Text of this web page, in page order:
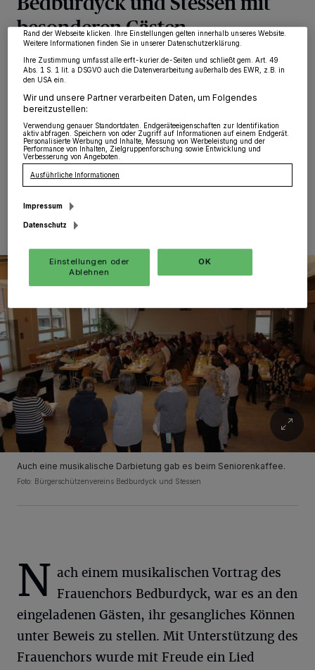
besonderen Gästen
Bedburdyck·Etwas früher als geplant lud der
Bürgerschützenverein Bedburdyck und Stessen alle
Senioren, die vor 1955 geboren wurden, Mitte Februar
zum Seniorenkaffee ein. Trotz ständigen
Regenschauern an diesem Nachmittag kamen einige
zur Veranstaltung.
Auch eine musikalische Darbietung gab es beim Seniorenkaffee.
Foto: Bürgerschützenvereins Bedburdyck und Stessen
N ach einem musikalischen Vortrag des
Frauenchors Bedburdyck, war es an den
eingeladenen Gästen, ihr gesangliches Können
unter Beweis zu stellen. Mit Unterstützung des
Frauenchors wurde mit Freude ein Lied
möglicherweise nicht mehr so relevant für Sie. Sie können dieses Menü jederzeit
wieder aufrufen, um Ihre Einstellungen zu ändern oder Ihre Einwilligung zu
widerrufen, indem Sie auf den Link Einstellungen oder Ablehnen am unteren
Rand der Webseite klicken. Ihre Einstellungen gelten innerhalb unseres Website.
Weitere Informationen finden Sie in unserer Datenschutzerklärung.
Ihre Zustimmung umfasst alle erft-kurier.de-Seiten und schließt gem. Art. 49
Abs. 1 S. 1 lit. a DSGVO auch die Datenverarbeitung außerhalb des EWR, z.B. in
den USA ein.
Wir und unsere Partner verarbeiten Daten, um Folgendes
bereitzustellen:
Verwendung genauer Standortdaten. Endgeräteeigenschaften zur Identifikation
aktiv abfragen. Speichern von oder Zugriff auf Informationen auf einem Endgerät.
Personalisierte Werbung und Inhalte, Messung von Werbeleistung und der
Performance von Inhalten, Zielgruppenforschung sowie Entwicklung und
Verbesserung von Angeboten.
Ausführliche Informationen
Impressum
Datenschutz
Einstellungen oder
Ablehnen
OK